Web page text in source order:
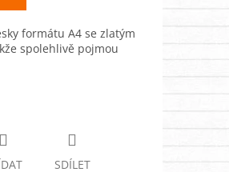
formátu A4 se zlatým
spolehlivě pojmou
SDÍLET